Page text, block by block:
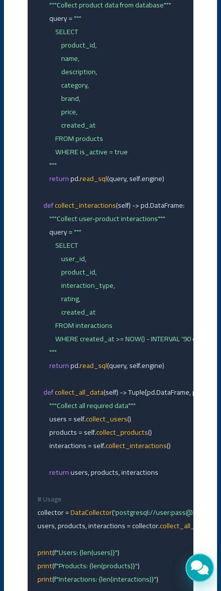
"""Collect product data from database"""
        query =
"""
            SELECT
                product_id,
                name,
                description,
                category,
                brand,
                price,
                created_at
            FROM products
            WHERE is_active = true
        """
return pd.read_sql(query, self.engine)
defcollect_interactions(self) -> pd.DataFrame:
"""Collect user-product interactions"""
        query =
"""
            SELECT
                user_id,
                product_id,
                interaction_type,
                rating,
                created_at
            FROM interactions
            WHERE created_at >= NOW() - INTERVAL '90 days'
        """
return pd.read_sql(query, self.engine)
defcollect_all_data(self) -> Tuple[pd.DataFrame,
"""Collect all required data"""
        users = self.
collect_users()
        products = self.
collect_products()
        interactions = self.
collect_interactions()
return users, products, interactions
# Usage
collector = DataCollector('postgresql://
users, products, interactions = collector.collect_all_data
print(f"Users: {len(users)}"
print(f"Products: {len(products)}"
print(f"Interactions: {len(interactions)}")